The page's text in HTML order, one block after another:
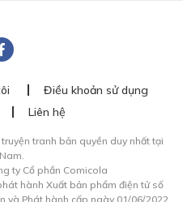
Điều khoản sử dụng
Liên hệ
tranh bản quyền duy nhất tại
ty Cổ phần Comicola
hành Xuất bản phẩm điện tử số
và Phát hành cấp ngày 01/06/2022